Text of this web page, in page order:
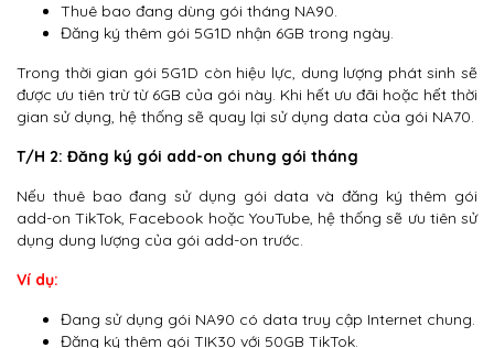
Thuê bao đang dùng gói tháng NA90.
Đăng ký thêm gói 5G1D nhận 6GB trong ngày.
Trong thời gian gói 5G1D còn hiệu lực, dung lượng phát sinh sẽ
được ưu tiên trừ từ 6GB của gói này. Khi hết ưu đãi hoặc hết thời
gian sử dụng, hệ thống sẽ quay lại sử dụng data của gói NA70.
T/H 2: Đăng ký gói add-on chung gói tháng
Nếu thuê bao đang sử dụng gói data và đăng ký thêm gói
add-on TikTok, Facebook hoặc YouTube, hệ thống sẽ ưu tiên sử
dụng dung lượng của gói add-on trước.
Ví dụ:
Đang sử dụng gói NA90 có data truy cập Internet chung.
Đăng ký thêm gói TIK30 với 50GB TikTok.